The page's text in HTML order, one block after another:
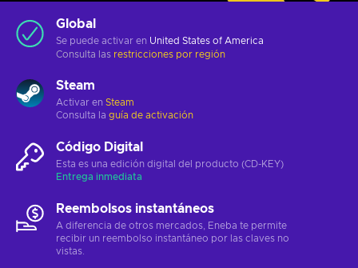
Global
Se puede activar en United States of America
Consulta las restricciones por región
Steam
Activar en Steam
Consulta la guía de activación
Código Digital
Esta es una edición digital del producto (CD-KEY)
Entrega inmediata
Reembolsos instantáneos
A diferencia de otros mercados, Eneba te permite
recibir un reembolso instantáneo por las claves no
vistas.